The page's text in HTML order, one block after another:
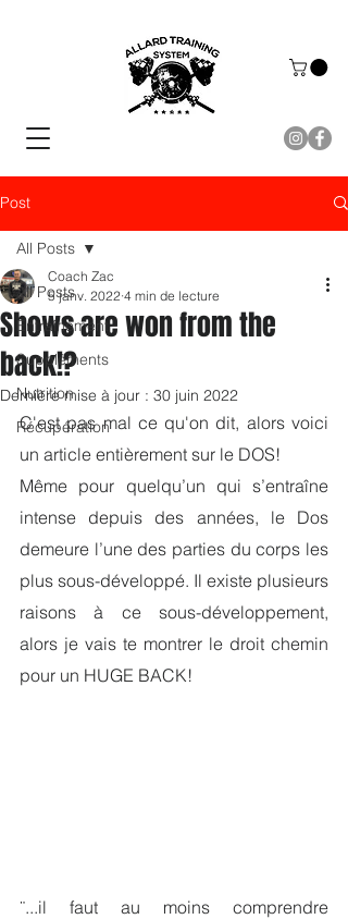
Post
All Posts
Entraînement
Suppléments
Nutrition
Récupération
All Posts
Shows are won from the
back!?
Coach Zac
5 janv. 2022 4 min de lecture
Dernière mise à jour : 30 juin 2022
C'est pas mal ce qu'on dit, alors voici
un article entièrement sur le DOS!
Même pour quelqu’un qui s’entraîne
intense depuis des années, le Dos
demeure l’une des parties du corps les
plus sous-développé. Il existe plusieurs
raisons à ce sous-développement,
alors je vais te montrer le droit chemin
pour un HUGE BACK!
¨...il faut
au moins comprendre